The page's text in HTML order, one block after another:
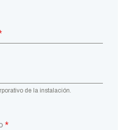
de la instalación.
*